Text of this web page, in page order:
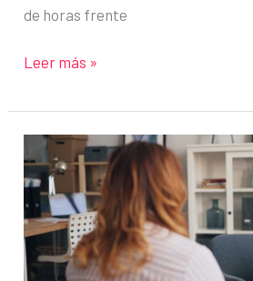
de horas frente
La
manera
de
iluminar
tu
escritorio
con
una
Leer más »